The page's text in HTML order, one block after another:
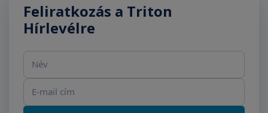
Feliratkozás a Triton
Hírlevélre
Név
E-mail cím